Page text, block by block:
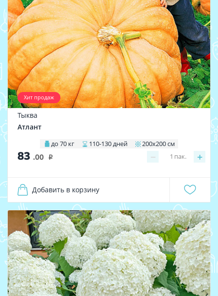
Хит продаж
Тыква
Атлант
до 70 кг 110-130 дней 200х200 см
83 .00 i − +
1 пак.
Добавить в корзину